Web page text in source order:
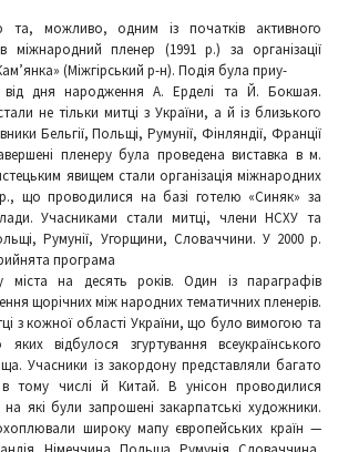
та, можливо, одним із початків активного
міжнародний пленер (1991 р.) за організації
(Міжгірський р-н). Подія була приу-
від дня народження А. Ерделі та Й. Бокшая.
не тільки митці з України, а й із близького
Бельгії, Польщі, Румунії, Фінляндії, Франції
пленеру була проведена виставка в м.
явищем стали організація міжнародних
що проводилися на базі готелю «Синяк» за
Учасниками стали митці, члени НСХУ та
Румунії, Угорщини, Словаччини. У 2000 р.
програма
міста на десять років. Один із параграфів
щорічних між народних тематичних пленерів.
з кожної області України, що було вимогою та
відбулося згуртування всеукраїнського
Учасники із закордону представляли багато
в тому числі й Китай. В унісон проводилися
які були запрошені закарпатські художники.
охоплювали широку мапу європейських країн —